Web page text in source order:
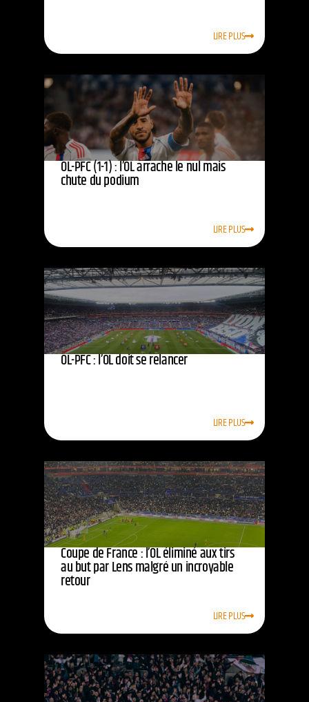
LIRE PLUS
OL-PFC (1-1) : l’OL arrache le nul mais
chute du podium
LIRE PLUS
OL-PFC : l’OL doit se relancer
LIRE PLUS
Coupe de France : l’OL éliminé aux tirs
au but par Lens malgré un incroyable
retour
LIRE PLUS